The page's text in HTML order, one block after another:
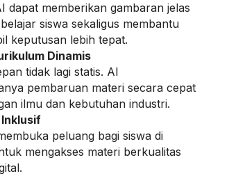
dapat memberikan gambaran jelas
siswa sekaligus membantu
keputusan lebih tepat.
Dinamis
tidak lagi statis. AI
pembaruan materi secara cepat
ilmu dan kebutuhan industri.
peluang bagi siswa di
mengakses materi berkualitas